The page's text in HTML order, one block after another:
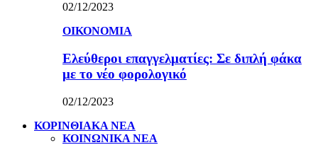
02/12/2023
ΟΙΚΟΝΟΜΙΑ
Ελεύθεροι επαγγελματίες: Σε διπλή φάκα
με το νέο φορολογικό
02/12/2023
ΚΟΡΙΝΘΙΑΚΑ ΝΕΑ
ΚΟΙΝΩΝΙΚΑ ΝΕΑ